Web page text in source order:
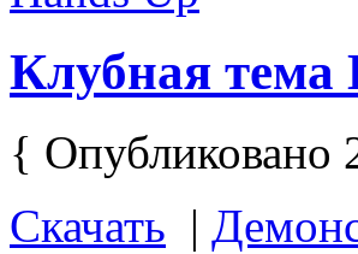
Клубная тема
{ Опубликовано
Скачать |